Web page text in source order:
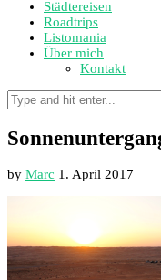
Städtereisen
Roadtrips
Listomania
Über mich
Kontakt
by Marc 1. April 2017